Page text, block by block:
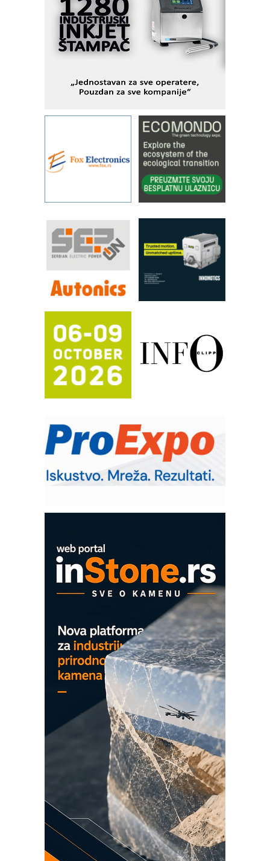
objekte
Alba d.o.o. – 35 godina preciznosti u
metrologiji i pametnim dozirnim
rešenjima
STAUFF – Komponente koje
sistema
YAMADA pumpe – japanska
pouzdanost u transferu fluida
Filtration Group Industrial – Napredna
rešenja za filtraciju u hidrauličkim i
procesnim sistemima
Art Utopia Studio – vizuelne priče
RILINEX kompanije Rittal
FANUC: Najbolje za vašu pametnu
automatizaciju
Efikasno upravljanje energijom
Automatizacija pakovanja · Display
Proizvodnja iC7 Hybrid 1500 VDC
mrežnog pretvarača sa tečnim
hlađenjem
Potpuna efikasnost bez složenih
sistema
IB BLUMENAUER - više od 40 godina
poverenja u industriji
RMQ-TITAN ADVANCED INDICATOR
– Pametna signalizacija za efikasnije
upravljanje mašinama
EVOKS Maintenance Management
ROSA i SCHUNK podižu proizvodnju
na viši nivo
Detekcija različitih oblika
MAREX - Lim i mašine za savremena